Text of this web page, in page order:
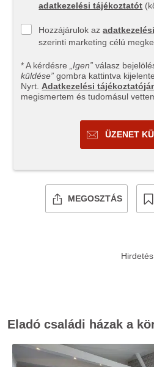
adatkezelési tájékoztatót
Hozzájárulok az
szerinti marketing célú
* A kérdésre „Igen” válasz
küldése” gombra kattintva
Nyrt. Adatkezelési
megismertem és tudomásul
ÜZENET
MEGOSZTÁS
Eladó családi házak a